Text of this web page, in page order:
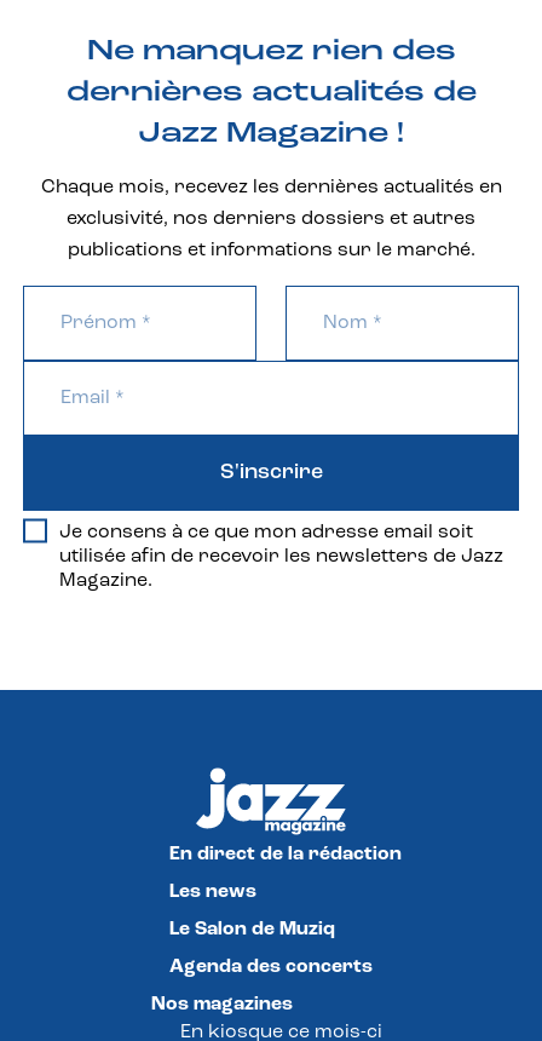
Ne manquez rien des
dernières actualités de
Jazz Magazine !
Chaque mois, recevez les dernières actualités en
exclusivité, nos derniers dossiers et autres
publications et informations sur le marché.
Je consens à ce que mon adresse email soit
utilisée afin de recevoir les newsletters de Jazz
Magazine.
S'inscrire
En direct de la rédaction
Les news
Le Salon de Muziq
Agenda des concerts
Nos magazines
En kiosque ce mois-ci